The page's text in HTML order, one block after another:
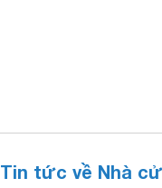
Tin tức về Nhà